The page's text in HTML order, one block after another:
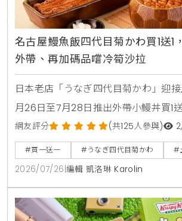
名古屋鰻魚飯四代目菊かわ買1送1
外帶、再加碼品嚐冷筍沙拉
日本老店「うなぎ四代目菊かわ」迎
月26日至7月28日推出外帶小鰻丼買1
晚餐各限量15組。即日起至8月31日同
饗宴」特價2450元與全新單品冷筍沙
的日本夏日食補饗宴。
網友評分 (共125人參與)
#買一送一 #うなぎ四代目菊かわ #
2026/07/26 編輯 凱洛琳 Karolin